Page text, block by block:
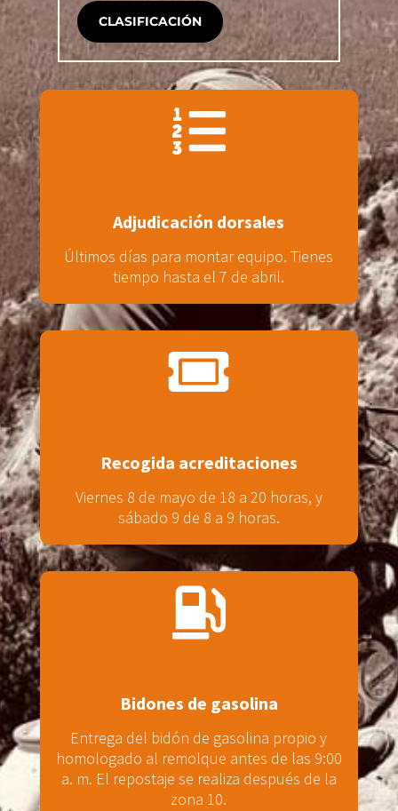
CLASIFICACIÓN

Adjudicación dorsales
Últimos días para montar equipo. Tienes
tiempo hasta el 7 de abril.

Recogida acreditaciones
Viernes 8 de mayo de 18 a 20 horas, y
sábado 9 de 8 a 9 horas.

Bidones de gasolina
Entrega del bidón de gasolina propio y
homologado al remolque antes de las 9:00
a. m. El repostaje se realiza después de la
zona 10.